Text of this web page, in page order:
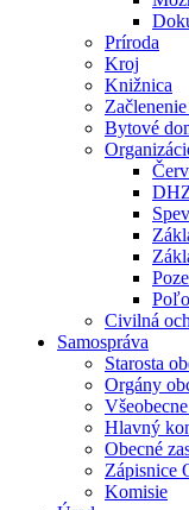
Príroda
Kroj
Knižnica
Bytové
Civilná
Samospráva
Starosta
Orgány
Hlavný
Obecné
Zápisnice
Komisie